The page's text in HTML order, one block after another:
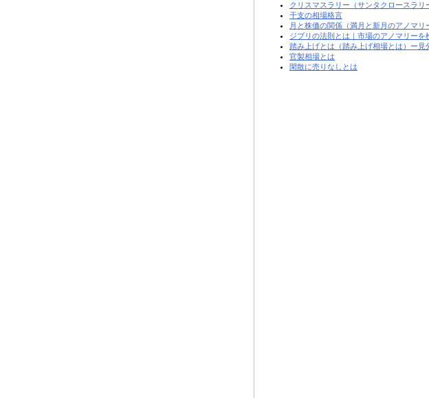
クリスマスラリー（サンタクロースラリ
干支の相場格言
月と株価の関係（満月と新月のアノマリ
ジブリの法則とは｜市場のアノマリーを
踏み上げとは（踏み上げ相場とは）ー見
官製相場とは
閑散に売りなしとは